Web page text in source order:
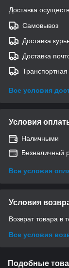
Доставка
Самовывоз
Доставка
Доставка
Все условия
Условия
Наличными
Безналичный
Все условия
Условия
Возврат товара в
Все условия
Подобные